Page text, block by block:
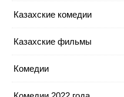
Казахские комедии
Казахские фильмы
Комедии